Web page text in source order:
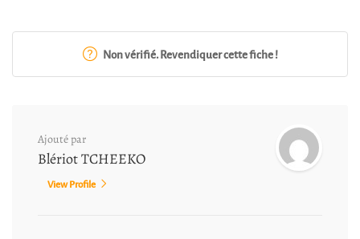
Non vérifié. Revendiquer cette fiche !
Ajouté par
Blériot TCHEEKO
View Profile